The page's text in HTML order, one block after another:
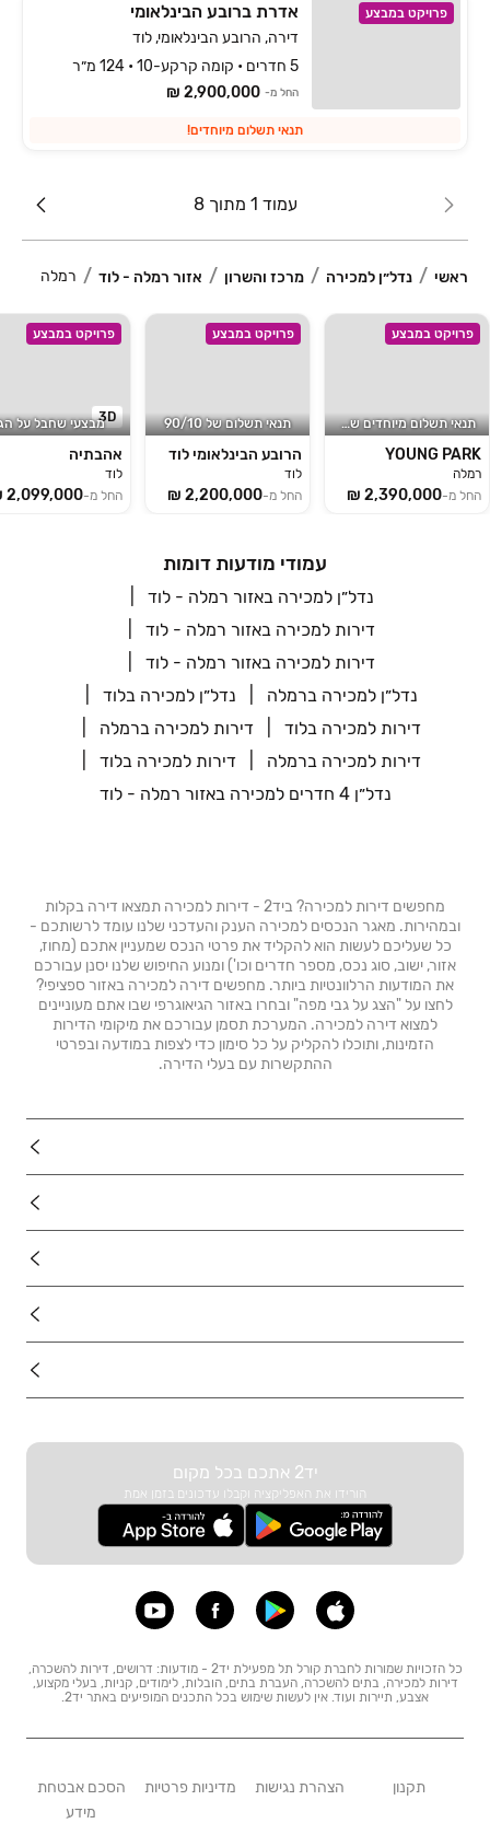
פרויקט במבצע אדרת ברובע הבינלאומי
דירה, הרובע הבינלאומי, לוד
5 חדרים • קומה קרקע-10 • 124 מ״ר
החל מ- 2,900,000 ₪
תנאי תשלום מיוחדים!
עמוד 1 מתוך 8
ראשי נדל״ן למכירה מרכז והשרון אזור רמלה - לוד רמלה
פרויקט במבצע
תנאי תשלום מיוחדים של 10/90
YOUNG PARK
רמלה
החל מ-
פרויקט במבצע
תנאי תשלום של ‏10/‏90
הרובע הבינלאומי לוד
לוד
החל מ-
פרויקט במבצע
3Dמבצעי שחבל על
אהבתיה
לוד
החל מ-
עמודי מודעות דומות
נדל״ן למכירה באזור רמלה - לוד
דירות למכירה באזור רמלה - לוד
דירות למכירה באזור רמלה - לוד
נדל״ן למכירה ברמלה
נדל״ן למכירה בלוד
דירות למכירה בלוד
דירות למכירה ברמלה
דירות למכירה ברמלה
דירות למכירה בלוד
נדל״ן 4 חדרים למכירה באזור רמלה - לוד
מחפשים דירות למכירה? ביד2 - דירות למכירה תמצאו דירה בקלות
ובמהירות. מאגר הנכסים למכירה הענק והעדכני שלנו עומד לרשותכם -
כל שעליכם לעשות הוא להקליד את פרטי הנכס שמעניין אתכם (מחוז,
אזור, ישוב, סוג נכס, מספר חדרים וכו') ומנוע החיפוש שלנו יסנן עבורכם
את המודעות הרלוונטיות ביותר. מחפשים דירה למכירה באזור ספציפי?
לחצו על "הצג על גבי מפה" ובחרו באזור הגיאוגרפי שבו אתם מעוניינים
למצוא דירה למכירה. המערכת תסמן עבורכם את מיקומי הדירות
הזמינות, ותוכלו להקליק על כל סימון כדי לצפות במודעה ובפרטי
ההתקשרות עם בעלי הדירה.
יד2 אתכם בכל מקום
הורידו את האפליקציה וקבלו עדכונים בזמן אמת
כל הזכויות שמורות לחברת קורל תל מפעילת יד2 - מודעות: דרושים, דירות להשכרה,
דירות למכירה, בתים להשכרה, העברת בתים, הובלות, לימודים, קניות, בעלי מקצוע,
אצבע, תיירות ועוד. אין לעשות שימוש בכל התכנים המופיעים באתר יד2.
תקנון הצהרת נגישות מדיניות פרטיות
הסכם אבטחת
מידע